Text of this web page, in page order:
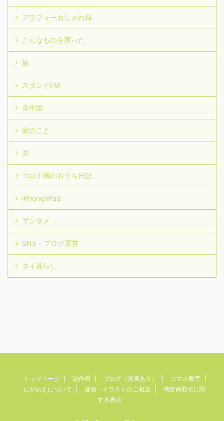
アラフォーおしゃれ録
こんなものを買った
旅
スタンドFM
青年団
家のこと
夫
コロナ禍のおうち日記
iPhone/iPad
エンタメ
SNS・ブログ運営
タイ暮らし
トップページ 制作例 ブログ（漫画あり）
スマホ教室
にがおえについて
漫画・イラストのご相談
特定商取引に関
する表示